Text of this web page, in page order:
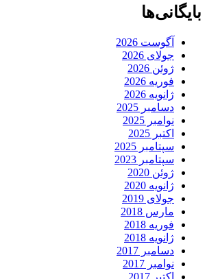
بایگانی‌ها
آگوست 2026
جولای 2026
ژوئن 2026
فوریه 2026
ژانویه 2026
دسامبر 2025
نوامبر 2025
اکتبر 2025
سپتامبر 2025
سپتامبر 2023
ژوئن 2020
ژانویه 2020
جولای 2019
مارس 2018
فوریه 2018
ژانویه 2018
دسامبر 2017
نوامبر 2017
اکتبر 2017